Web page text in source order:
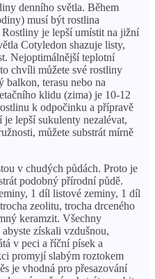
denního světla. Během
musí být rostlina
je lepší umístit na jižní
Cotyledon shazuje listy,
Nejoptimálnější teplotní
chvíli můžete své rostliny
balkon, terasu nebo na
klidu (zima) je 10-12
k odpočinku a přípravě
lepší sukulenty nezalévat,
můžete substrát mírně
v chudých půdách. Proto je
podobný přírodní půdě.
1 díl listové zeminy, 1 díl
zeolitu, trocha drceného
keramzit. Všechny
získali vzdušnou,
v peci a říční písek a
promyjí slabým roztokem
je vhodná pro přesazování